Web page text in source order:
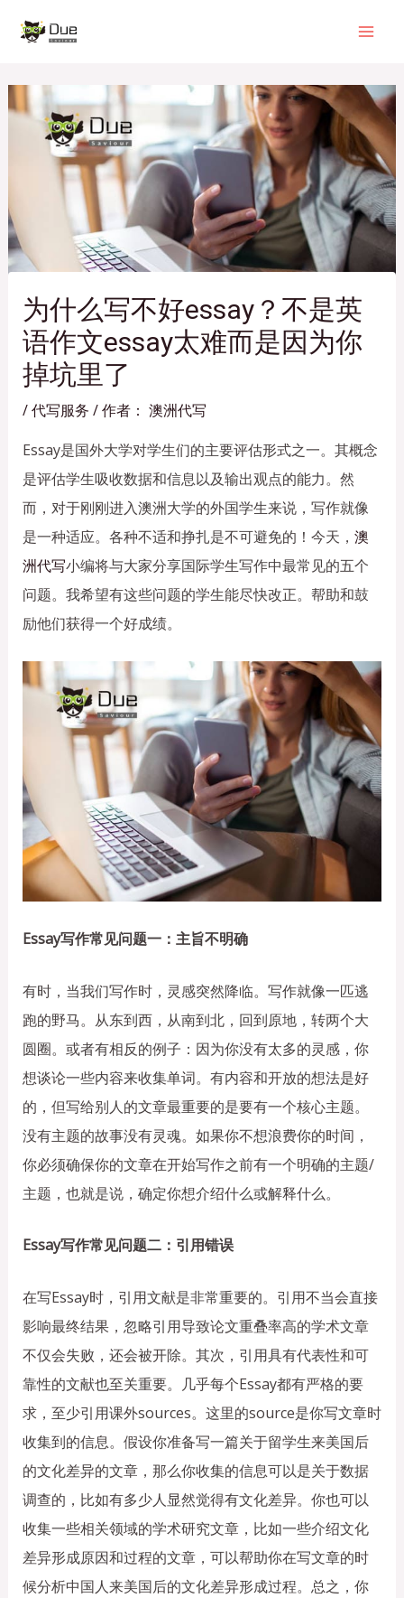
为什么写不好essay？不是英
语作文essay太难而是因为你
掉坑里了
/代写服务 / 作者： 澳洲代写
Essay是国外大学对学生们的主要评估形式之一。其概念
是评估学生吸收数据和信息以及输出观点的能力。然
而，对于刚刚进入澳洲大学的外国学生来说，写作就像
是一种适应。各种不适和挣扎是不可避免的！今天， 澳
洲代写小编将与大家分享国际学生写作中最常见的五个
问题。我希望有这些问题的学生能尽快改正。帮助和鼓
励他们获得一个好成绩。
Essay写作常见问题一：主旨不明确
有时，当我们写作时，灵感突然降临。写作就像一匹逃
跑的野马。从东到西，从南到北，回到原地，转两个大
圆圈。或者有相反的例子：因为你没有太多的灵感，你
想谈论一些内容来收集单词。有内容和开放的想法是好
的，但写给别人的文章最重要的是要有一个核心主题。
没有主题的故事没有灵魂。如果你不想浪费你的时间，
你必须确保你的文章在开始写作之前有一个明确的主题/
主题，也就是说，确定你想介绍什么或解释什么。
Essay写作常见问题二：引用错误
在写Essay时，引用文献是非常重要的。引用不当会直接
影响最终结果，忽略引用导致论文重叠率高的学术文章
不仅会失败，还会被开除。其次，引用具有代表性和可
靠性的文献也至关重要。几乎每个Essay都有严格的要
求，至少引用课外sources。这里的source是你写文章时
收集到的信息。假设你准备写一篇关于留学生来美国后
的文化差异的文章，那么你收集的信息可以是关于数据
调查的，比如有多少人显然觉得有文化差异。你也可以
收集一些相关领域的学术研究文章，比如一些介绍文化
差异形成原因和过程的文章，可以帮助你在写文章的时
候分析中国人来美国后的文化差异形成过程。总之，你
navigation